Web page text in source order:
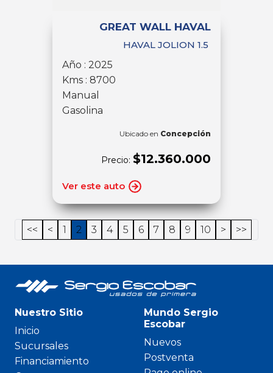
GREAT WALL HAVAL
HAVAL JOLION 1.5
Año : 2025
Kms : 8700
Manual
Gasolina
Ubicado en Concepción
Precio: $12.360.000
Ver este auto
<< < 1 2 3 4 5 6 7 8 9 10 > >>
Nuestro Sitio
Inicio
Sucursales
Financiamiento
Mundo Sergio
Escobar
Nuevos
Postventa